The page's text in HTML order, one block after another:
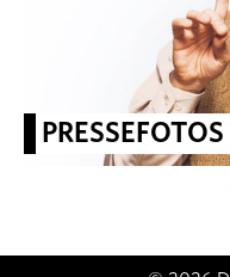
PRESSEFOTOS